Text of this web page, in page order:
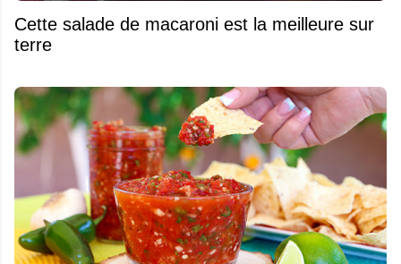
Cette salade de macaroni est la meilleure sur
terre